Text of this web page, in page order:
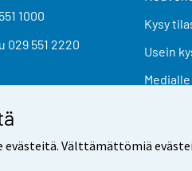
evästeitä. Välttämättömiä
1000
029 551 2220
Kysy
Usein
Medialle